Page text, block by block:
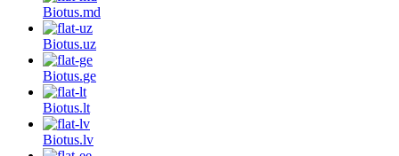
Biotus.md
Biotus.uz
Biotus.ge
Biotus.lt
Biotus.lv